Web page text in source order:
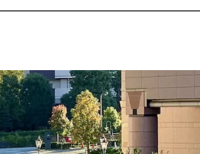
#FOCUS IT #AH.H #ととけん